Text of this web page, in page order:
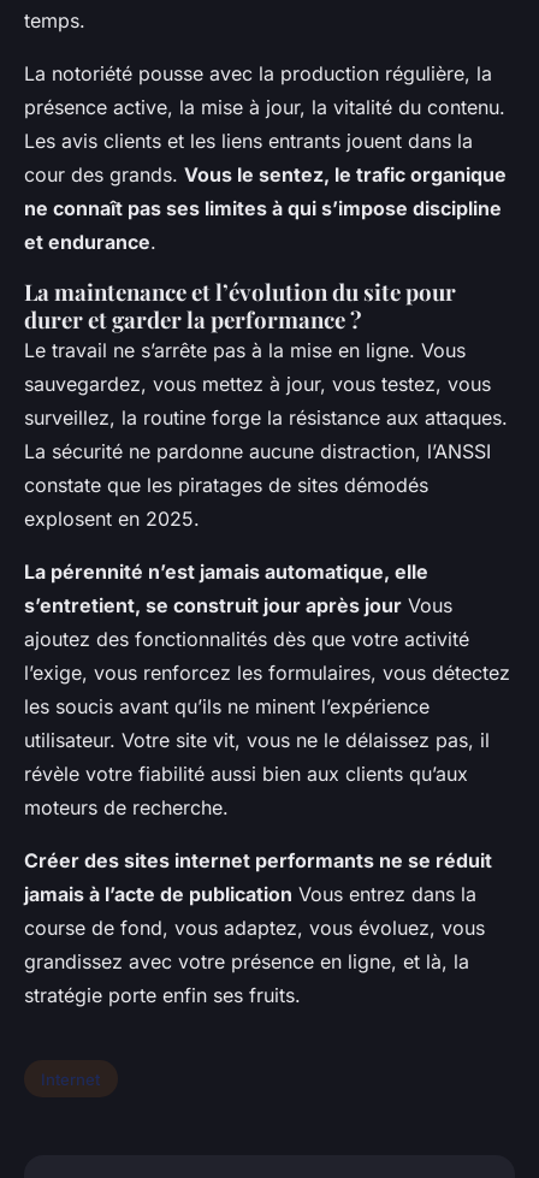
temps.
La notoriété pousse avec la production régulière, la
présence active, la mise à jour, la vitalité du contenu.
Les avis clients et les liens entrants jouent dans la
cour des grands. Vous le sentez, le trafic organique
ne connaît pas ses limites à qui s’impose discipline
et endurance.
La maintenance et l’évolution du site pour
durer et garder la performance ?
Le travail ne s’arrête pas à la mise en ligne. Vous
sauvegardez, vous mettez à jour, vous testez, vous
surveillez, la routine forge la résistance aux attaques.
La sécurité ne pardonne aucune distraction, l’ANSSI
constate que les piratages de sites démodés
explosent en 2025.
La pérennité n’est jamais automatique, elle
s’entretient, se construit jour après jour Vous
ajoutez des fonctionnalités dès que votre activité
l’exige, vous renforcez les formulaires, vous détectez
les soucis avant qu’ils ne minent l’expérience
utilisateur. Votre site vit, vous ne le délaissez pas, il
révèle votre fiabilité aussi bien aux clients qu’aux
moteurs de recherche.
Créer des sites internet performants ne se réduit
jamais à l’acte de publication Vous entrez dans la
course de fond, vous adaptez, vous évoluez, vous
grandissez avec votre présence en ligne, et là, la
stratégie porte enfin ses fruits.
Internet